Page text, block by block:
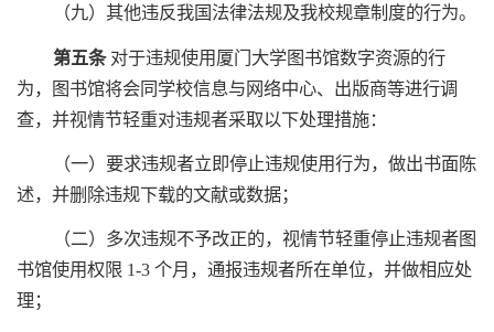
（九）其他违反我国法律法规及我校规章制度的行为。
第五条对于违规使用厦门大学图书馆数字资源的行
为，图书馆将会同学校信息与网络中心、出版商等进行调
查，并视情节轻重对违规者采取以下处理措施：
（一）要求违规者立即停止违规使用行为，做出书面陈
述，并删除违规下载的文献或数据；
（二）多次违规不予改正的，视情节轻重停止违规者图
书馆使用权限 1-3 个月，通报违规者所在单位，并做相应处
理；